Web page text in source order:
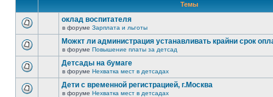
Темы
оклад воспитателя
в форуме Зарплата и льготы
Можкт ли администрация устанавливать крайни срок
в форуме Повышение платы за детсад
Детсады на бумаге
в форуме Нехватка мест в детсадах
Дети с временной регистрацией, г.Москва
в форуме Нехватка мест в детсадах